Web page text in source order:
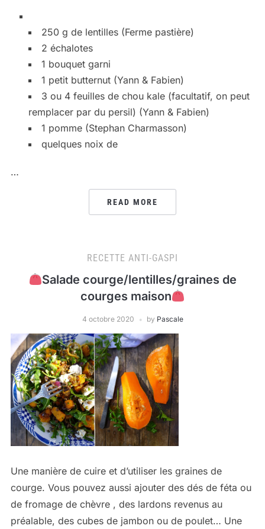
250 g de lentilles (Ferme pastière)
2 échalotes
1 bouquet garni
1 petit butternut (Yann & Fabien)
3 ou 4 feuilles de chou kale (facultatif, on peut
remplacer par du persil) (Yann & Fabien)
1 pomme (Stephan Charmasson)
quelques noix de
…
READ MORE
RECETTE ANTI-GASPI
Salade courge/lentilles/graines de
courges maison
4 octobre 2020 by Pascale
Une manière de cuire et d’utiliser les graines de
courge. Vous pouvez aussi ajouter des dés de féta ou
de fromage de chèvre , des lardons revenus au
préalable, des cubes de jambon ou de poulet… Une